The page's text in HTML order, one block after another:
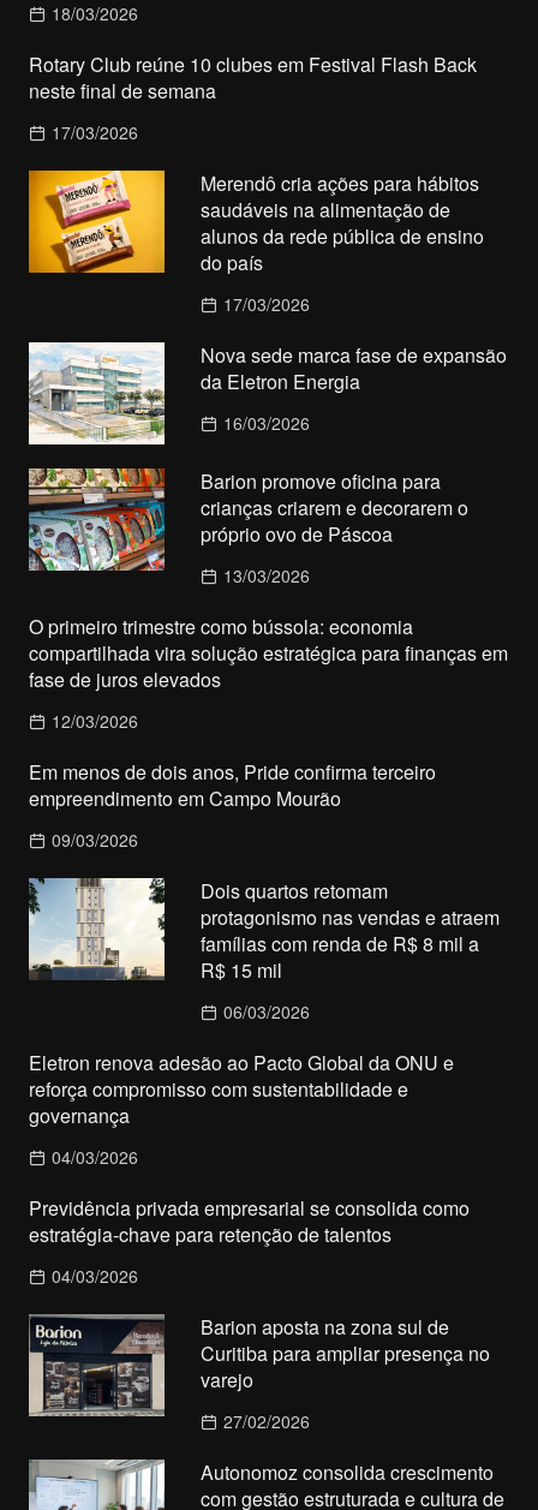
18/03/2026
Rotary Club reúne 10 clubes em Festival Flash Back
neste final de semana
17/03/2026
Merendô cria ações para hábitos
saudáveis na alimentação de
alunos da rede pública de ensino
do país
17/03/2026
Nova sede marca fase de expansão
da Eletron Energia
16/03/2026
Barion promove oficina para
crianças criarem e decorarem o
próprio ovo de Páscoa
13/03/2026
O primeiro trimestre como bússola: economia
compartilhada vira solução estratégica para finanças em
fase de juros elevados
12/03/2026
Em menos de dois anos, Pride confirma terceiro
empreendimento em Campo Mourão
09/03/2026
Dois quartos retomam
protagonismo nas vendas e atraem
famílias com renda de R$ 8 mil a
R$ 15 mil
06/03/2026
Eletron renova adesão ao Pacto Global da ONU e
reforça compromisso com sustentabilidade e
governança
04/03/2026
Previdência privada empresarial se consolida como
estratégia-chave para retenção de talentos
04/03/2026
Barion aposta na zona sul de
Curitiba para ampliar presença no
varejo
27/02/2026
Autonomoz consolida crescimento
com gestão estruturada e cultura de